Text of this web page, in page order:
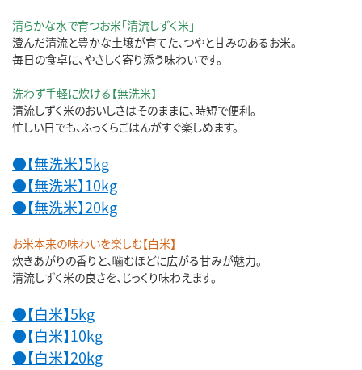
清らかな水で育つお米「清流しずく米」
澄んだ清流と豊かな土壌が育てた、つやと甘みのあるお米。
毎日の食卓に、やさしく寄り添う味わいです。
洗わず手軽に炊ける【無洗米】
清流しずく米のおいしさはそのままに、時短で便利。
忙しい日でも、ふっくらごはんがすぐ楽しめます。
●【無洗米】5kg
●【無洗米】10kg
●【無洗米】20kg
お米本来の味わいを楽しむ【白米】
炊きあがりの香りと、噛むほどに広がる甘みが魅力。
清流しずく米の良さを、じっくり味わえます。
●【白米】5kg
●【白米】10kg
●【白米】20kg